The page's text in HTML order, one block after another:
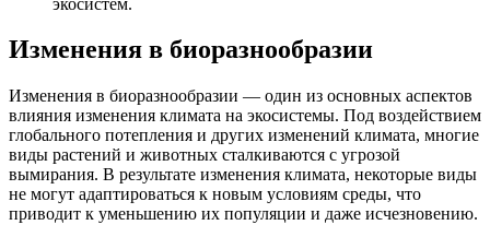
Изменения в биоразнообразии
Изменения в биоразнообразии — один из основных аспектов
влияния изменения климата на экосистемы. Под воздействием
глобального потепления и других изменений климата, многие
виды растений и животных сталкиваются с угрозой
вымирания. В результате изменения климата, некоторые виды
не могут адаптироваться к новым условиям среды, что
приводит к уменьшению их популяции и даже исчезновению.